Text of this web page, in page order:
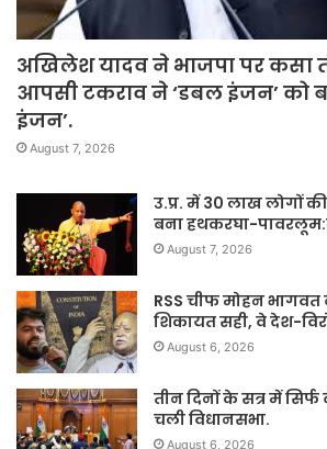
अखिलेश यादव ने भाजपा पर कसा
आपसी टकराव ने ‘डबल इंजन’ को
इंजन’.
August 7, 2026
उ.प्र. में 30 लाख लोगों
बना हथकरघा-
August 7, 2026
RSS चीफ मोहन भागवत
शिकायत सही, वे देश-
August 6, 2026
तीन दिनों के सत्र में
चली विधानसभा.
August 6, 2026